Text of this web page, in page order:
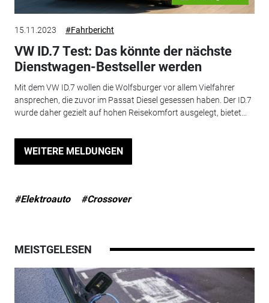
15.11.2023 #Fahrbericht
VW ID.7 Test: Das könnte der nächste
Dienstwagen-Bestseller werden
Mit dem VW ID.7 wollen die Wolfsburger vor allem Vielfahrer
ansprechen, die zuvor im Passat Diesel gesessen haben. Der ID.7
wurde daher gezielt auf hohen Reisekomfort ausgelegt, bietet...
WEITERE MELDUNGEN
#Elektroauto #Crossover
MEISTGELESEN